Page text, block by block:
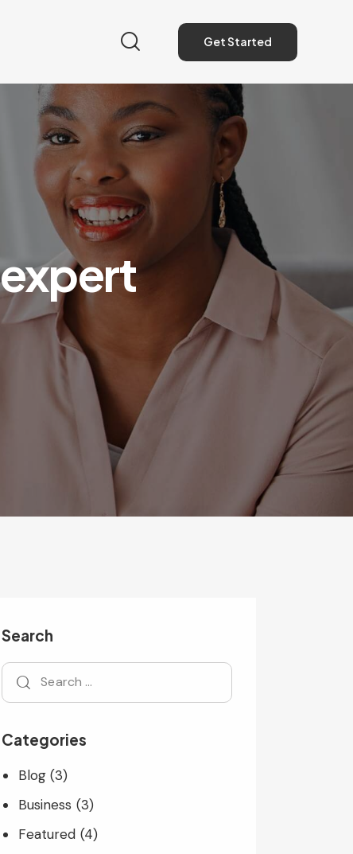
Get Started
Search
Categories
Blog (3)
Business (3)
Featured (4)